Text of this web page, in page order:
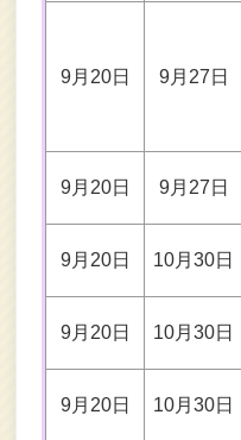
9月20日 9月27日
9月20日 9月27日
9月20日 10月30日
9月20日 10月30日
9月20日 10月30日